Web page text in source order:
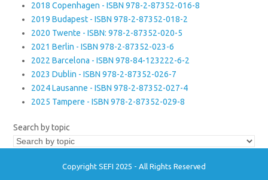
2018 Copenhagen - ISBN 978-2-87352-016-8
2019 Budapest - ISBN 978-2-87352-018-2
2020 Twente - ISBN: 978-2-87352-020-5
2021 Berlin - ISBN 978-2-87352-023-6
2022 Barcelona - ISBN 978-84-123222-6-2
2023 Dublin - ISBN 978-2-87352-026-7
2024 Lausanne - ISBN 978-2-87352-027-4
2025 Tampere - ISBN 978-2-87352-029-8
Search by topic
Copyright SEFI 2025 - All Rights Reserved